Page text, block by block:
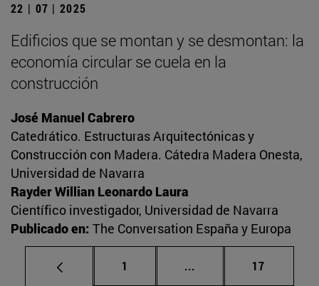
22 | 07 | 2025
Edificios que se montan y se desmontan: la
economía circular se cuela en la
construcción
José Manuel Cabrero
Catedrático. Estructuras Arquitectónicas y
Construcción con Madera. Cátedra Madera Onesta,
Universidad de Navarra
Rayder Willian Leonardo Laura
Científico investigador, Universidad de Navarra
Publicado en: The Conversation España y Europa
Página
1 ... Páginas intermedias
Página
17